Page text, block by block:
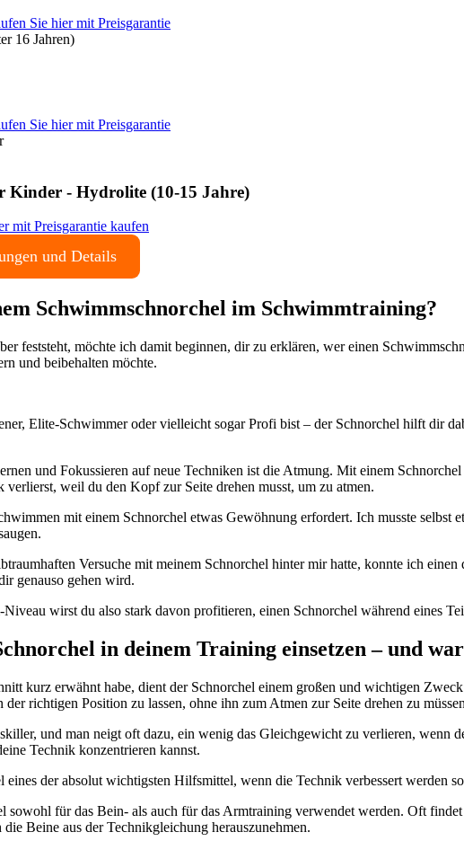
Sie hier mit Preisgarantie
16 Jahren)
Sie hier mit Preisgarantie
Kinder - Hydrolite (10-15 Jahre)
mit Preisgarantie kaufen
und Details
Schwimmschnorchel im Schwimmtraining?
feststeht, möchte ich damit beginnen, dir zu erklären, wer einen
und beibehalten möchte.
Elite-Schwimmer oder vielleicht sogar Profi bist – der Schnorchel hilft dir
und Fokussieren auf neue Techniken ist die Atmung. Mit einem
verlierst, weil du den Kopf zur Seite drehen musst, um zu atmen.
mit einem Schnorchel etwas Gewöhnung erfordert. Ich musste
Versuche mit meinem Schnorchel hinter mir hatte, konnte ich
genauso gehen wird.
wirst du also stark davon profitieren, einen Schnorchel während eines
in deinem Training einsetzen – und
kurz erwähnt habe, dient der Schnorchel einem großen und wichtigen
richtigen Position zu lassen, ohne ihn zum Atmen zur Seite drehen zu
und man neigt oft dazu, ein wenig das Gleichgewicht zu verlieren,
Technik konzentrieren kannst.
eines der absolut wichtigsten Hilfsmittel, wenn die Technik verbessert werden
sowohl für das Bein- als auch für das Armtraining verwendet werden. Oft
Beine aus der Technikgleichung herauszunehmen.